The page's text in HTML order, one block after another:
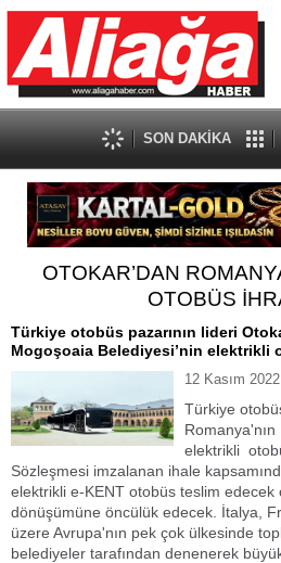
SON DAKİKA
OTOKAR’DAN
OTOBÜS
Türkiye otobüs pazarının lideri
Mogoşoaia Belediyesi’nin elektrikli
12 Kasım
Türkiye
elektrikli
Sözleşmesi imzalanan ihale
elektrikli e-KENT otobüs teslim
dönüşümüne öncülük edecek. İtalya,
üzere Avrupa'nın pek çok ülkesinde
belediyeler tarafından denenerek